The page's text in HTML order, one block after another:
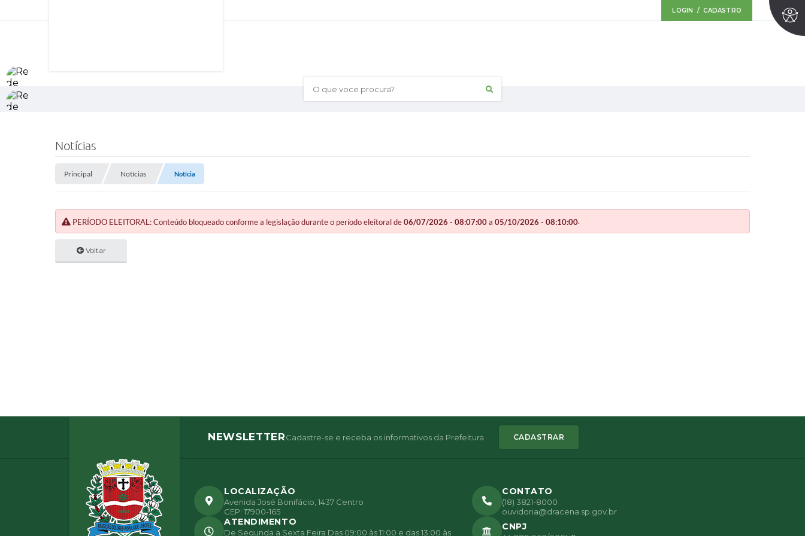
LOGIN / CADASTRO
O que voce procura?
Notícias
Principal Notícias Notícia
PERÍODO ELEITORAL: Conteúdo bloqueado conforme a legislação durante o período eleitoral de06/07/2026 - 08:07:00a 05/10/2026 - 08:10:00.
Voltar
NEWSLETTERCadastre-se e receba os informativos da Prefeitura CADASTRAR
LOCALIZAÇÃO
Avenida José Bonifácio, 1437 Centro
CEP: 17900-165
CONTATO
(18) 3821-8000
ouvidoria@dracena.sp.gov.br
ATENDIMENTO
De Segunda a Sexta Feira Das 09:00 às 11:00 e das 13:00 às
CNPJ